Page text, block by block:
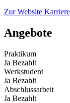
Zur Website
Angebote
Praktikum
Ja Bezahlt
Werkstudent
Ja Bezahlt
Abschlussarbeit
Ja Bezahlt